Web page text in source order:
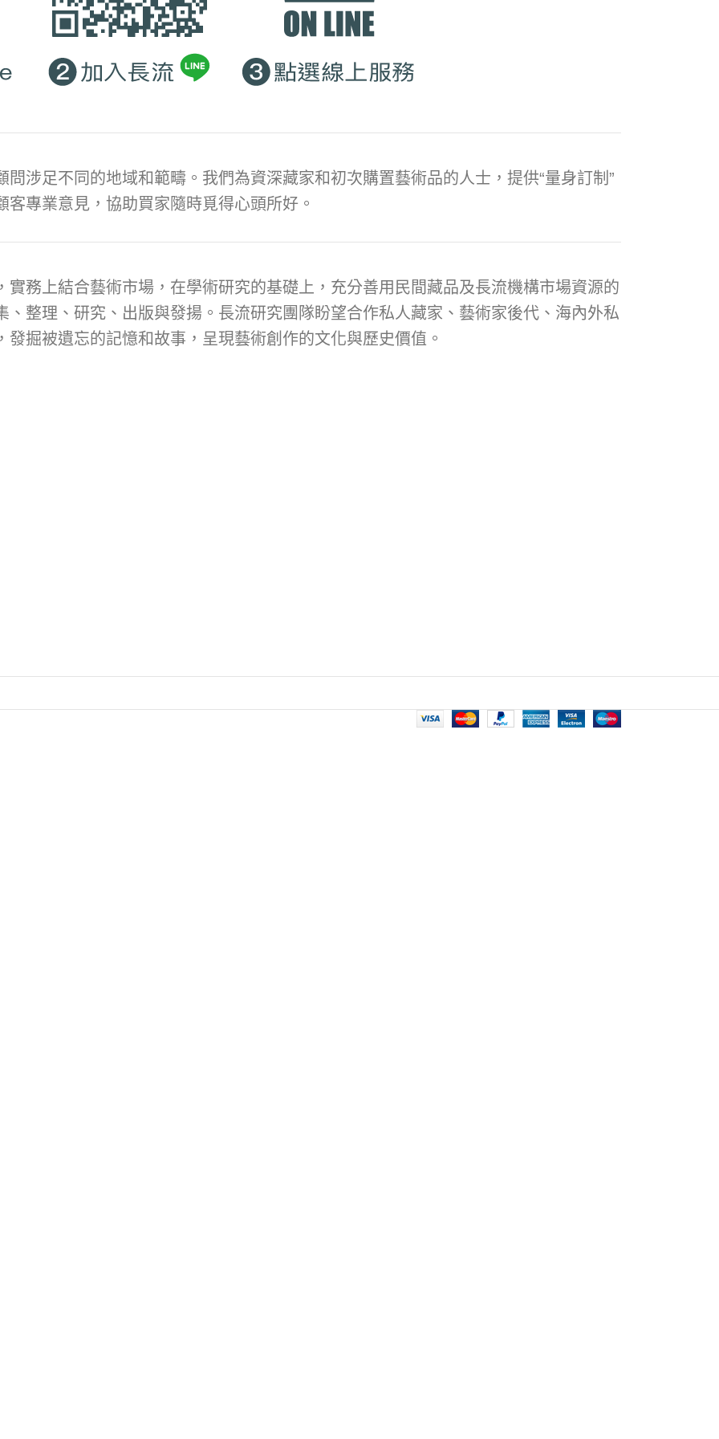
涉足不同的地域和範疇。我們為資深藏家和初次購置藝術品的人士，提供“量身訂制”
專業意見，協助買家隨時覓得心頭所好。
實務上結合藝術市場，在學術研究的基礎上，充分善用民間藏品及長流機構市場資源的
整理、研究、出版與發揚。長流研究團隊盼望合作私人藏家、藝術家後代、海內外私
掘被遺忘的記憶和故事，呈現藝術創作的文化與歷史價值。